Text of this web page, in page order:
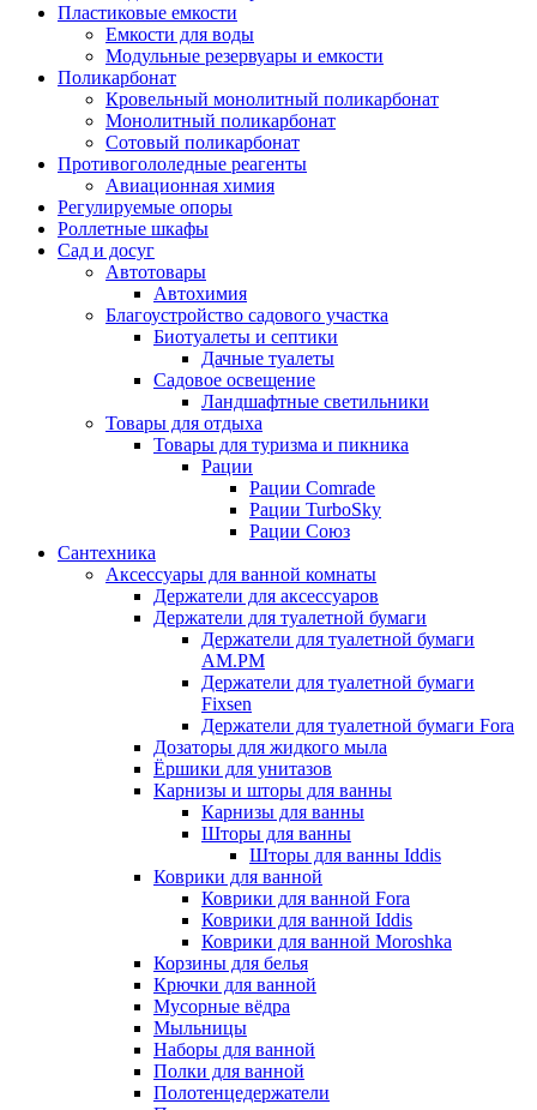
Пластиковые емкости
Емкости для воды
Модульные резервуары и емкости
Поликарбонат
Кровельный монолитный поликарбонат
Монолитный поликарбонат
Сотовый поликарбонат
Противогололедные реагенты
Авиационная химия
Регулируемые опоры
Роллетные шкафы
Сад и досуг
Автотовары
Автохимия
Благоустройство садового участка
Биотуалеты и септики
Дачные туалеты
Садовое освещение
Ландшафтные светильники
Товары для отдыха
Товары для туризма и пикника
Рации
Рации Comrade
Рации TurboSky
Рации Союз
Сантехника
Аксессуары для ванной комнаты
Держатели для аксессуаров
Держатели для туалетной бумаги
Держатели для туалетной бумаги
AM.PM
Держатели для туалетной бумаги
Fixsen
Держатели для туалетной бумаги Fora
Дозаторы для жидкого мыла
Ёршики для унитазов
Карнизы и шторы для ванны
Карнизы для ванны
Шторы для ванны
Шторы для ванны Iddis
Коврики для ванной
Коврики для ванной Fora
Коврики для ванной Iddis
Коврики для ванной Moroshka
Корзины для белья
Крючки для ванной
Мусорные вёдра
Мыльницы
Наборы для ванной
Полки для ванной
Полотенцедержатели